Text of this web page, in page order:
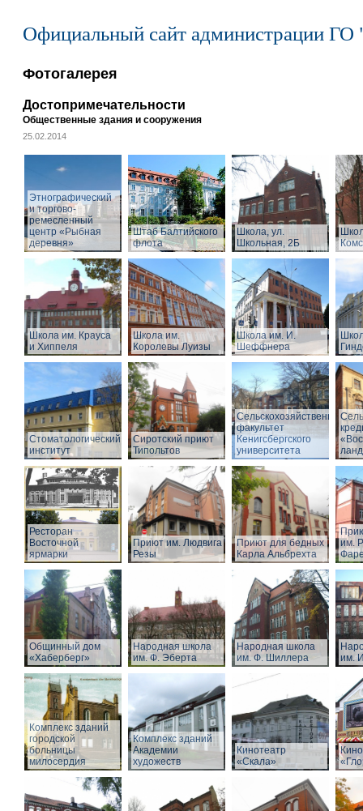
Официальный сайт администрации ГО
Фотогалерея
Достопримечательности
Общественные здания и сооружения
25.02.2014
Этнографический
и торгово-
ремесленный
центр «Рыбная
деревня»
Штаб Балтийского
флота
Школа, ул.
Школьная, 2Б
Школа им. Крауса
и Хиппеля
Школа им.
Королевы Луизы
Школа им. И.
Шеффнера
Стоматологический
институт
Сиротский приют
Типольтов
Сельскохозяйственный
факультет
Кенигсбергского
университета
Ресторан
Восточной
ярмарки
Приют им. Людвига
Резы
Приют для бедных
Карла Альбрехта
им.
Общинный дом
«Хаберберг»
Народная школа
им. Ф. Эберта
Народная школа
им. Ф. Шиллера
им.
Комплекс зданий
городской
больницы
милосердия
Комплекс зданий
Академии
художеств
Кинотеатр
«Скала»